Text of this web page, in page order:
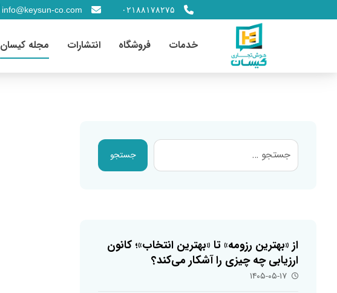
۰۲۱۸۸۱۷۸۲۷۵ info@keysun-co.com
خدمات فروشگاه انتشارات مجله کیسان
جستجو
از «بهترین رزومه» تا «بهترین انتخاب»؛ کانون
ارزیابی چه چیزی را آشکار می‌کند؟
۱۴۰۵-۰۵-۱۷